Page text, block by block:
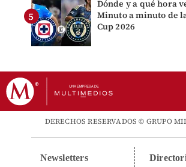
Dónde y a qué hora
Minuto a minuto de
Cup 2026
DERECHOS RESERVADOS © GRUPO
Newsletters